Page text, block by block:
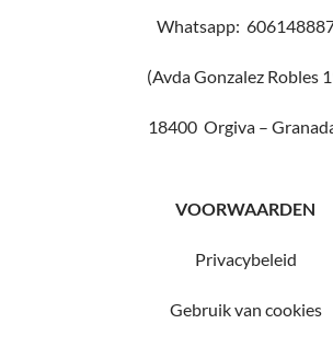
Whatsapp:
(Avda Gonzalez Robles
18400 Orgiva –
VOORWAARDEN
Privacybeleid
Gebruik van cookies